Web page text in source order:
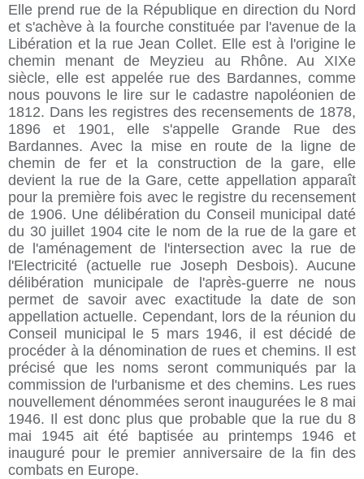
Elle prend rue de la République en direction du Nord
et s'achève à la fourche constituée par l'avenue de la
Libération et la rue Jean Collet. Elle est à l'origine le
chemin menant de Meyzieu au Rhône. Au XIXe
siècle, elle est appelée rue des Bardannes, comme
nous pouvons le lire sur le cadastre napoléonien de
1812. Dans les registres des recensements de 1878,
1896 et 1901, elle s'appelle Grande Rue des
Bardannes. Avec la mise en route de la ligne de
chemin de fer et la construction de la gare, elle
devient la rue de la Gare, cette appellation apparaît
pour la première fois avec le registre du recensement
de 1906. Une délibération du Conseil municipal daté
du 30 juillet 1904 cite le nom de la rue de la gare et
de l'aménagement de l'intersection avec la rue de
l'Electricité (actuelle rue Joseph Desbois). Aucune
délibération municipale de l'après-guerre ne nous
permet de savoir avec exactitude la date de son
appellation actuelle. Cependant, lors de la réunion du
Conseil municipal le 5 mars 1946, il est décidé de
procéder à la dénomination de rues et chemins. Il est
précisé que les noms seront communiqués par la
commission de l'urbanisme et des chemins. Les rues
nouvellement dénommées seront inaugurées le 8 mai
1946. Il est donc plus que probable que la rue du 8
mai 1945 ait été baptisée au printemps 1946 et
inauguré pour le premier anniversaire de la fin des
combats en Europe.